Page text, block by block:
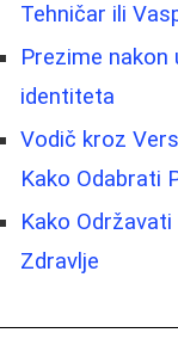
Tehničar ili
Prezime
identiteta
Vodič kroz
Kako Odabrati
Kako
Zdravlje